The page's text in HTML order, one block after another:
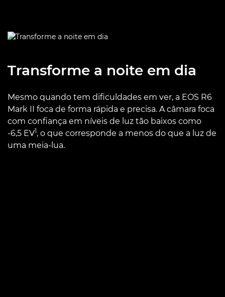
Transforme a noite em dia
Mesmo quando tem dificuldades em ver, a EOS R6
Mark II foca de forma rápida e precisa. A câmara foca
com confiança em níveis de luz tão baixos como
-6,5 EV1, o que corresponde a menos do que a luz de
uma meia-lua.